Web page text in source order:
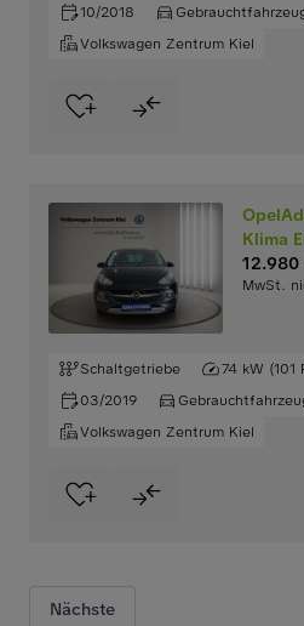
10/2018
Volkswagen Zentrum Kiel
Klima
12.980
MwSt.
Schaltgetriebe 74 kW (101
03/2019
Volkswagen Zentrum Kiel
Nächste